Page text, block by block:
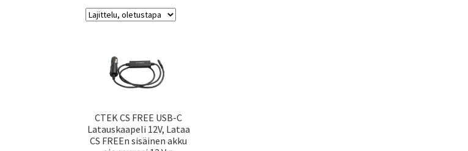
CTEK CS FREE USB-C
Latauskaapeli 12V, Lataa
CS FREEn sisäinen akku